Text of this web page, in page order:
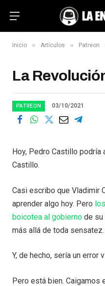
Inicio » Artículos » Patreon
La
PATREON 03/10/2021
Hoy, Pedro Castillo podría
Castillo.
Casi escribo que Vladimir
aprender algo hoy. Pero
boicotea al gobierno de su
más allá de toda sensatez.
Y, de hecho, sería un error
Pero está bien. Caigamos